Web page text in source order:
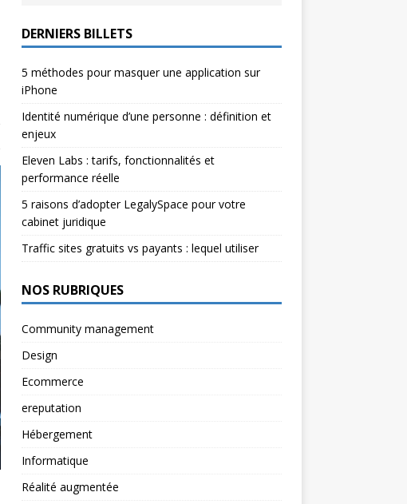
DERNIERS BILLETS
5 méthodes pour masquer une application sur
iPhone
Identité numérique d’une personne : définition et
enjeux
Eleven Labs : tarifs, fonctionnalités et
performance réelle
5 raisons d’adopter LegalySpace pour votre
cabinet juridique
Traffic sites gratuits vs payants : lequel utiliser
NOS RUBRIQUES
Community management
Design
Ecommerce
ereputation
Hébergement
Informatique
Réalité augmentée